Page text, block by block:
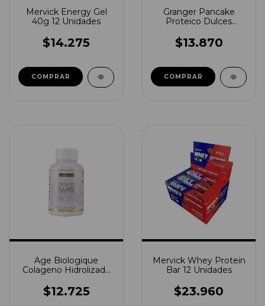
Mervick Energy Gel
40g 12 Unidades
$14.275
COMPRAR
Granger Pancake
Proteico Dulces
$13.870
COMPRAR
Age Biologique
Colageno Hidrolizado
$12.725
Mervick Whey Protein
Bar 12 Unidades
$23.960